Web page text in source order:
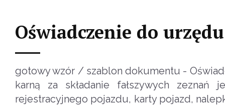
Oświadczenie do
gotowy wzór / szablon dokumentu -
karną za składanie fałszywych
rejestracyjnego pojazdu, karty pojazd,